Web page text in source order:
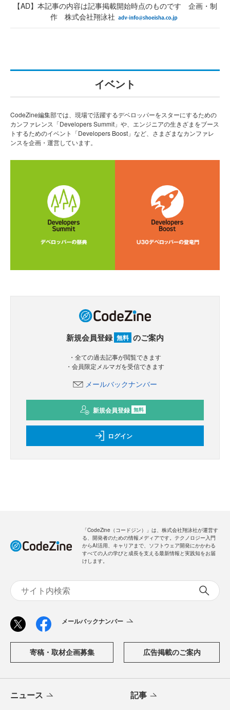
【AD】本記事の内容は記事掲載開始時点のものです 企画・制
作 株式会社翔泳社
イベント
CodeZine編集部では、現場で活躍するデベロッパーをスターにするための
カンファレンス「Developers Summit」や、エンジニアの生きざまをブース
トするためのイベント「Developers Boost」など、さまざまなカンファレ
ンスを企画・運営しています。
新規会員登録 無料 のご案内
・全ての過去記事が閲覧できます
・会員限定メルマガを受信できます
メールバックナンバー
新規会員登録 無料
ログイン
「CodeZine（コードジン）」は、株式会社翔泳社が運営す
る、開発者のための情報メディアです。テクノロジー入門
からAI活用、キャリアまで、ソフトウェア開発にかかわる
すべての人の学びと成長を支える最新情報と実践知をお届
けします。
メールバックナンバー
寄稿・取材企画募集 広告掲載のご案内
ニュース 記事